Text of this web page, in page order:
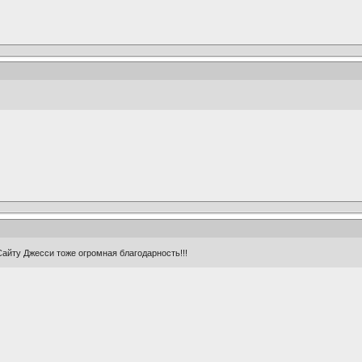
Джесси тоже огромная благодарность!!!